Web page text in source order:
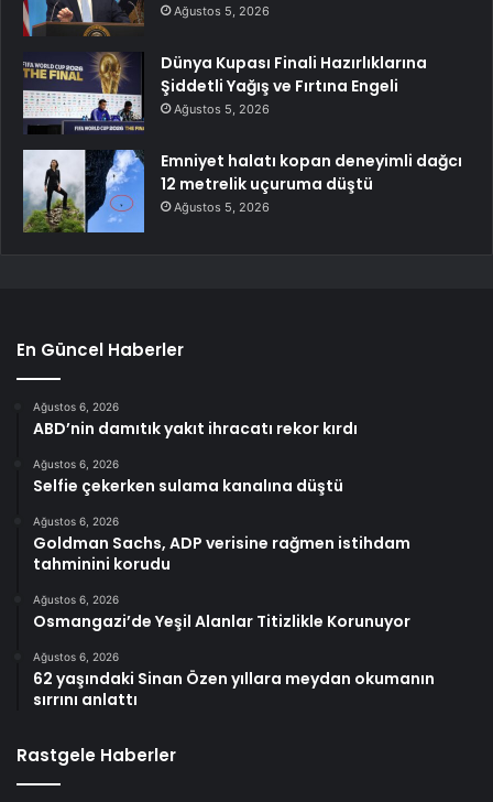
Ağustos 5, 2026
Dünya Kupası Finali Hazırlıklarına
Şiddetli Yağış ve Fırtına Engeli
Ağustos 5, 2026
Emniyet halatı kopan deneyimli dağcı
12 metrelik uçuruma düştü
Ağustos 5, 2026
En Güncel Haberler
Ağustos 6, 2026
ABD’nin damıtık yakıt ihracatı rekor kırdı
Ağustos 6, 2026
Selfie çekerken sulama kanalına düştü
Ağustos 6, 2026
Goldman Sachs, ADP verisine rağmen istihdam
tahminini korudu
Ağustos 6, 2026
Osmangazi’de Yeşil Alanlar Titizlikle Korunuyor
Ağustos 6, 2026
62 yaşındaki Sinan Özen yıllara meydan okumanın
sırrını anlattı
Rastgele Haberler